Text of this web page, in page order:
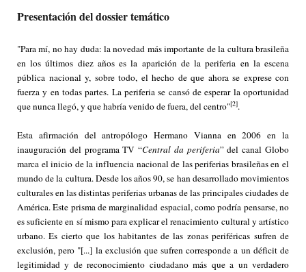
Presentación del dossier temático
"Para mí, no hay duda: la novedad más importante de la cultura brasileña
en los últimos diez años es la aparición de la periferia en la escena
pública nacional y, sobre todo, el hecho de que ahora se exprese con
fuerza y en todas partes. La periferia se cansó de esperar la oportunidad
que nunca llegó, y que habría venido de fuera, del centro"[2].
Esta afirmación del antropólogo Hermano Vianna en 2006 en la
inauguración del programa TV “Central da periferia” del canal Globo
marca el inicio de la influencia nacional de las periferias brasileñas en el
mundo de la cultura. Desde los años 90, se han desarrollado movimientos
culturales en las distintas periferias urbanas de las principales ciudades de
América. Este prisma de marginalidad espacial, como podría pensarse, no
es suficiente en sí mismo para explicar el renacimiento cultural y artístico
urbano. Es cierto que los habitantes de las zonas periféricas sufren de
exclusión, pero "[...] la exclusión que sufren corresponde a un déficit de
legitimidad y de reconocimiento ciudadano más que a un verdadero